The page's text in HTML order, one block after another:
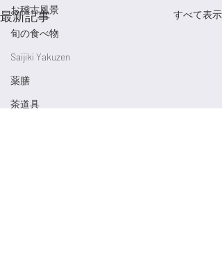
お稽古風景
旬の食べ物
Saijiki Yakuzen
薬膳
茶道具
最新記事 すべて表示